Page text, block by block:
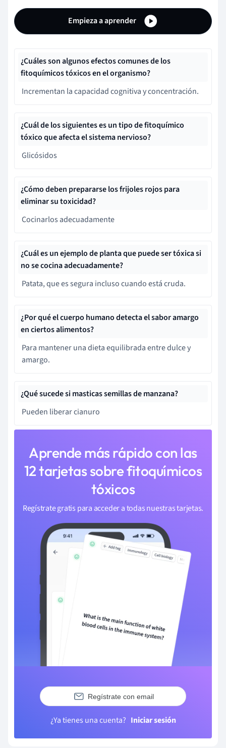
Empieza a aprender
¿Cuáles son algunos efectos comunes de los
fitoquímicos tóxicos en el organismo?
Incrementan la capacidad cognitiva y concentración.
¿Cuál de los siguientes es un tipo de fitoquímico
tóxico que afecta el sistema nervioso?
Glicósidos
¿Cómo deben prepararse los frijoles rojos para
eliminar su toxicidad?
Cocinarlos adecuadamente
¿Cuál es un ejemplo de planta que puede ser tóxica si
no se cocina adecuadamente?
Patata, que es segura incluso cuando está cruda.
¿Por qué el cuerpo humano detecta el sabor amargo
en ciertos alimentos?
Para mantener una dieta equilibrada entre dulce y
amargo.
¿Qué sucede si masticas semillas de manzana?
Pueden liberar cianuro
Aprende más rápido con las
12 tarjetas sobre fitoquímicos
tóxicos
Regístrate gratis para acceder a todas nuestras tarjetas.
Regístrate con email
¿Ya tienes una cuenta? Iniciar sesión